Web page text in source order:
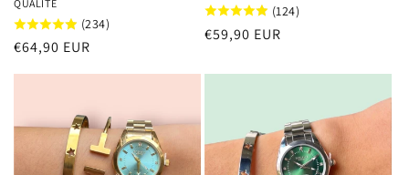
QUALITÉ
(234)
Prix
€64,90 EUR
(124)
Prix
€59,90 EUR